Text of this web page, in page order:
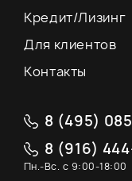
Кредит/Лизинг
Для клиентов
Контакты
8 (495)
8 (916)
Пн.-Вс. с 9:00-18:00